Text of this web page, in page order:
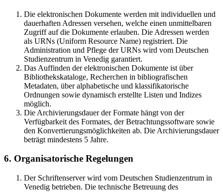
Die elektronischen Dokumente werden mit individuellen und
dauerhaften Adressen versehen, welche einen unmittelbaren
Zugriff auf die Dokumente erlauben. Die Adressen werden
als URNs (Uniform Resource Name) registriert. Die
Administration und Pflege der URNs wird vom Deutschen
Studienzentrum in Venedig garantiert.
Das Auffinden der elektronischen Dokumente ist über
Bibliothekskataloge, Recherchen in bibliografischen
Metadaten, über alphabetische und klassifikatorische
Ordnungen sowie dynamisch erstellte Listen und Indizes
möglich.
Die Archivierungsdauer der Formate hängt von der
Verfügbarkeit des Formates, der Betrachtungssoftware sowie
den Konvertierungsmöglichkeiten ab. Die Archivierungsdauer
beträgt mindestens 5 Jahre.
6. Organisatorische Regelungen
Der Schriftenserver wird vom Deutschen Studienzentrum in
Venedig betrieben. Die technische Betreuung des